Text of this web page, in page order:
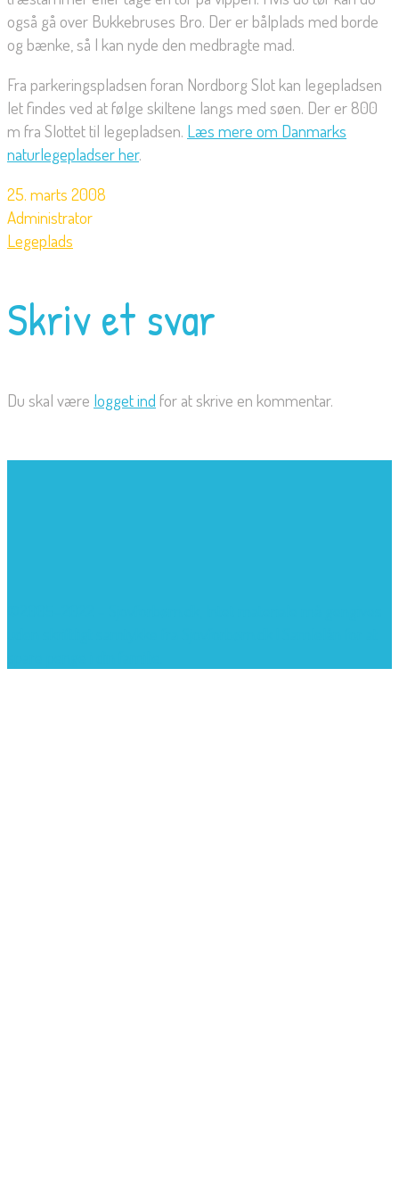
også gå over Bukkebruses Bro. Der er bålplads med borde
og bænke, så I kan nyde den medbragte mad.
Fra parkeringspladsen foran Nordborg Slot kan legepladsen
let findes ved at følge skiltene langs med søen. Der er 800
m fra Slottet til legepladsen. Læs mere om Danmarks
naturlegepladser her.
25. marts 2008
Administrator
Legeplads
Skriv et svar
Du skal være logget ind for at skrive en kommentar.